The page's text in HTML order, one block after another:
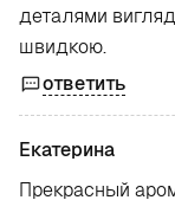
деталями
швидкою.
ответить
Екатерина
Прекрасный